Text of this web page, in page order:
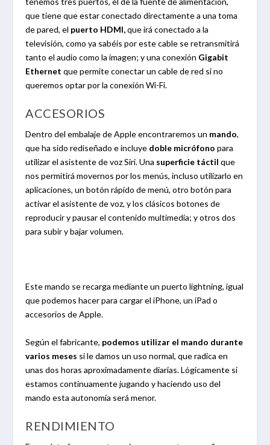
que tiene que estar conectado directamente a una toma
de pared, el puerto HDMI,que irá conectado a la
televisión, como ya sabéis por este cable se retransmitirá
tanto el audio como la imagen; y una conexión Gigabit
Ethernet que permite conectar un cable de red si no
queremos optar por la conexión Wi-Fi.
ACCESORIOS
Dentro del embalaje de Apple encontraremos un mando,
que ha sido rediseñado e incluye doble micrófono para
utilizar el asistente de voz Siri. Una superficie táctil que
nos permitirá movernos por los menús, incluso utilizarlo en
aplicaciones, un botón rápido de menú, otro botón para
activar el asistente de voz, y los clásicos botones de
reproducir y pausar el contenido multimedia; y otros dos
para subir y bajar volumen.
Este mando se recarga mediante un puerto lightning, igual
que podemos hacer para cargar el iPhone, un iPad o
accesorios de Apple.
Según el fabricante, podemos utilizar el mando durante
varios meses si le damos un uso normal, que radica en
unas dos horas aproximadamente diarias. Lógicamente si
estamos continuamente jugando y haciendo uso del
mando esta autonomía será menor.
RENDIMIENTO